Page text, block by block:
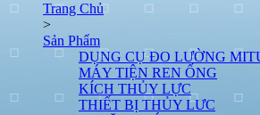
Trang Chủ
>
Sản Phẩm
DỤNG CỤ ĐO LƯỜNG
MÁY TIỆN REN ỐNG
KÍCH THỦY LỰC
THIẾT BỊ THỦY LƯC